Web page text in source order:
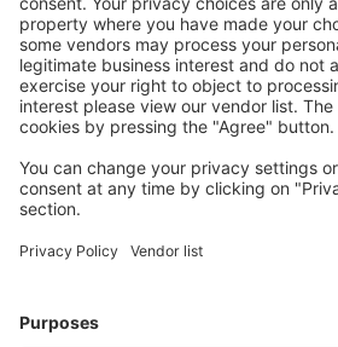
Prețuri atractive și oferte
conectați.
Cazarea preferată
Alege din peste 1,3 mil. de opţiuni:
Cele mai căutate hoteluri de
Hoteluri în Riga